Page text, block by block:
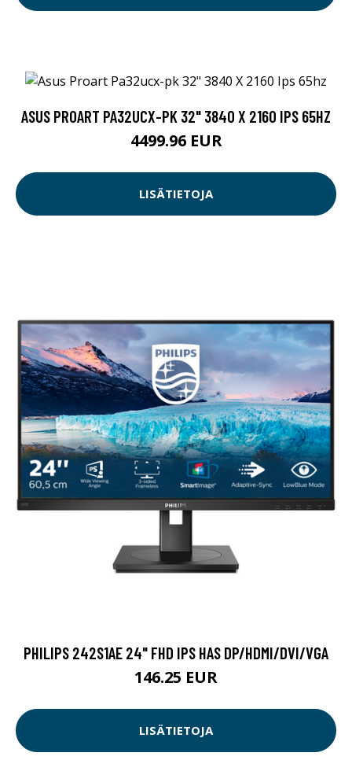
ASUS PROART PA32UCX-PK 32" 3840 X 2160 IPS 65HZ
4499.96 EUR
LISÄTIETOJA
PHILIPS 242S1AE 24" FHD IPS HAS DP/HDMI/DVI/VGA
146.25 EUR
LISÄTIETOJA